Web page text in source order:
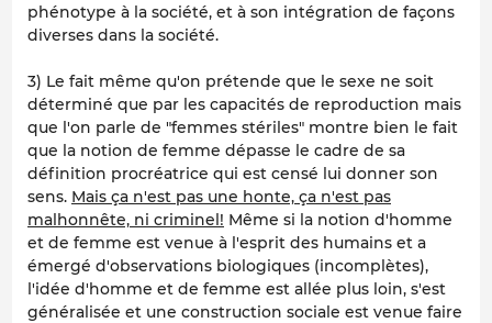
phénotype à la société, et à son intégration de façons
diverses dans la société.
3) Le fait même qu'on prétende que le sexe ne soit
déterminé que par les capacités de reproduction mais
que l'on parle de "femmes stériles" montre bien le fait
que la notion de femme dépasse le cadre de sa
définition procréatrice qui est censé lui donner son
sens. Mais ça n'est pas une honte, ça n'est pas
malhonnête, ni criminel! Même si la notion d'homme
et de femme est venue à l'esprit des humains et a
émergé d'observations biologiques (incomplètes),
l'idée d'homme et de femme est allée plus loin, s'est
généralisée et une construction sociale est venue faire